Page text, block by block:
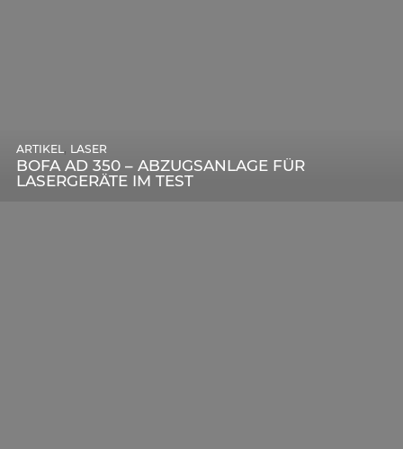
BOFA AD 350 – ABZUGSANLAGE FÜR
LASERGERÄTE IM TEST
ARTIKEL, LASER
DIE BEDEUTENDSTEN SCHRITTE ZUR
ERFOLGREICHEN MARKENBILDUNG IN DER
DIGITALEN ÄRA